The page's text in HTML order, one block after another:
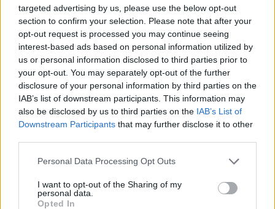
targeted advertising by us, please use the below opt-out
section to confirm your selection. Please note that after your
opt-out request is processed you may continue seeing
interest-based ads based on personal information utilized by
us or personal information disclosed to third parties prior to
your opt-out. You may separately opt-out of the further
disclosure of your personal information by third parties on the
IAB’s list of downstream participants. This information may
also be disclosed by us to third parties on the IAB’s List of
Downstream Participants that may further disclose it to other
Personal Data Processing Opt Outs
I want to opt-out of the Sharing of my
personal data.
Opted In
TAGY Arriva Střední Čechy autobus
ekologie
Jindřich Vařeka
Martin Buršík MHD Příbram
smlouva
Václav Švenda
Vladimír Král výběrové řízení zájemce
Předchozí článek
Vězni se na Bytízu připravují na
závěrečnou zkoušku
Následující článek
Staronovým provozovatelem
MHD v Příbrami je Arriva Střední